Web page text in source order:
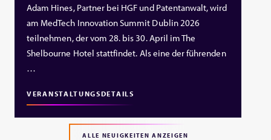
Adam Hines, Partner bei HGF und Patentanwalt, wird
am MedTech Innovation Summit Dublin 2026
teilnehmen, der vom 28. bis 30. April im The
Shelbourne Hotel stattfindet. Als eine der führenden
…
VERANSTALTUNGSDETAILS
ALLE NEUIGKEITEN ANZEIGEN